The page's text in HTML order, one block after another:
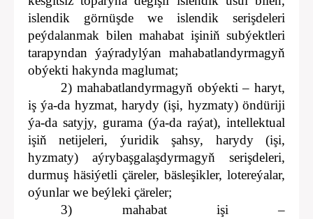
islendik görnüşde we islendik serişdeleri
peýdalanmak bilen mahabat işiniň subýektleri
tarapyndan ýaýradylýan mahabatlandyrmagyň
obýekti hakynda maglumat;
2) mahabatlandyrmagyň obýekti – haryt,
iş ýa-da hyzmat, harydy (işi, hyzmaty) öndüriji
ýa-da satyjy, gurama (ýa-da raýat), intellektual
işiň netijeleri, ýuridik şahsy, harydy (işi,
hyzmaty) aýrybaşgalaşdyrmagyň serişdeleri,
durmuş häsiýetli çäreler, bäsleşikler, lotereýalar,
oýunlar we beýleki çäreler;
3) mahabat işi –